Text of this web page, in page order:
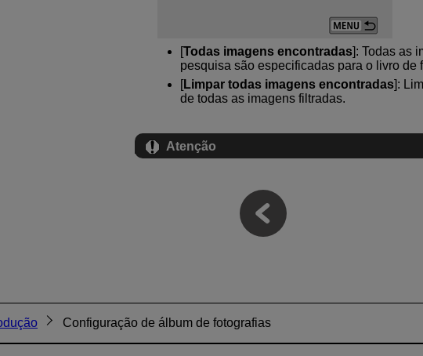
[Todas imagens encontradas]: Todas as
pesquisa são especificadas para o livro de
[Limpar todas imagens encontradas]:
de todas as imagens filtradas.
Atenção
Configuração de álbum de fotografias